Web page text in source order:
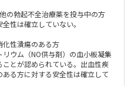
の勃起不全治療薬を投与中の方
性は確立していない。
化性潰瘍のある方
ウム（NO供与剤）の血小板凝集
ことが認められている。出血性疾
ある方に対する安全性は確立して